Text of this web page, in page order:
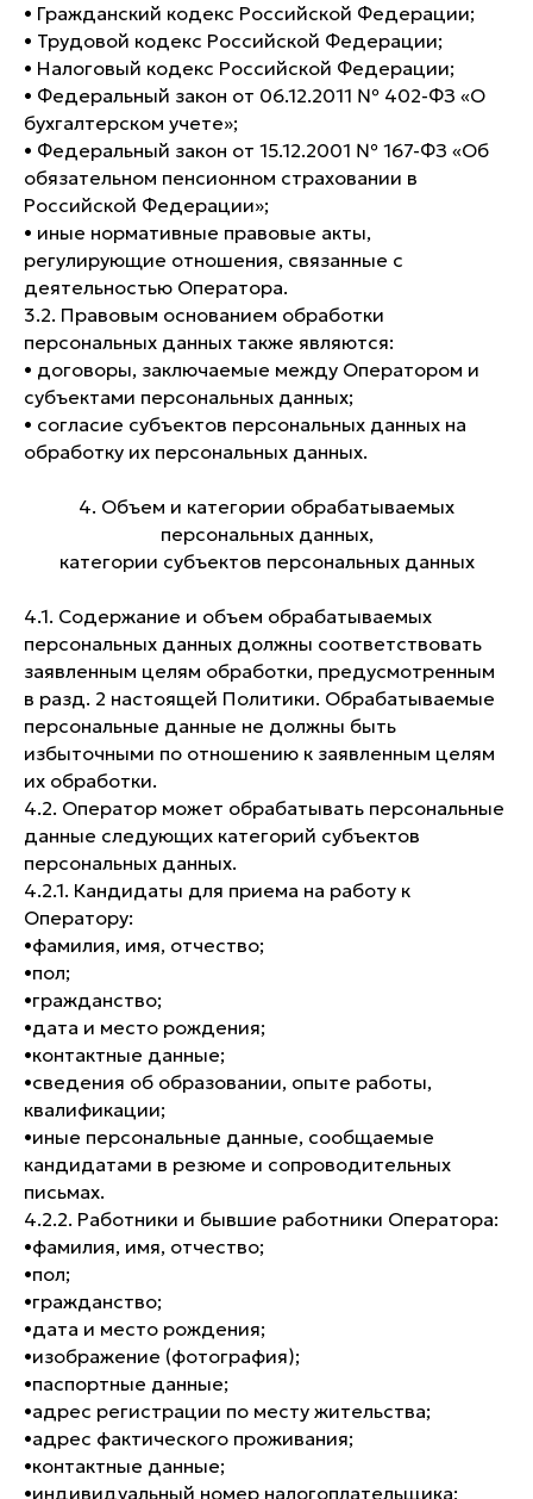
• Гражданский кодекс Российской Федерации;
• Трудовой кодекс Российской Федерации;
• Налоговый кодекс Российской Федерации;
• Федеральный закон от 06.12.2011 № 402-ФЗ «О
бухгалтерском учете»;
• Федеральный закон от 15.12.2001 № 167-ФЗ «Об
обязательном пенсионном страховании в
Российской Федерации»;
• иные нормативные правовые акты,
регулирующие отношения, связанные с
деятельностью Оператора.
3.2. Правовым основанием обработки
персональных данных также являются:
• договоры, заключаемые между Оператором и
субъектами персональных данных;
• согласие субъектов персональных данных на
обработку их персональных данных.
4. Объем и категории обрабатываемых
персональных данных,
категории субъектов персональных данных
4.1. Содержание и объем обрабатываемых
персональных данных должны соответствовать
заявленным целям обработки, предусмотренным
в разд. 2 настоящей Политики. Обрабатываемые
персональные данные не должны быть
избыточными по отношению к заявленным целям
их обработки.
4.2. Оператор может обрабатывать персональные
данные следующих категорий субъектов
персональных данных.
4.2.1. Кандидаты для приема на работу к
Оператору:
•​фамилия, имя, отчество;
•​пол;
•​гражданство;
•​дата и место рождения;
•​контактные данные;
•​сведения об образовании, опыте работы,
квалификации;
•​иные персональные данные, сообщаемые
кандидатами в резюме и сопроводительных
письмах.
4.2.2. Работники и бывшие работники Оператора:
•​фамилия, имя, отчество;
•​пол;
•​гражданство;
•​дата и место рождения;
•​изображение (фотография);
•​паспортные данные;
•​адрес регистрации по месту жительства;
•​адрес фактического проживания;
•​контактные данные;
•​индивидуальный номер налогоплательщика;